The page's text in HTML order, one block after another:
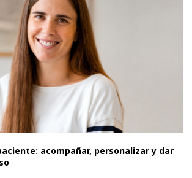
acompañar, personalizar y dar